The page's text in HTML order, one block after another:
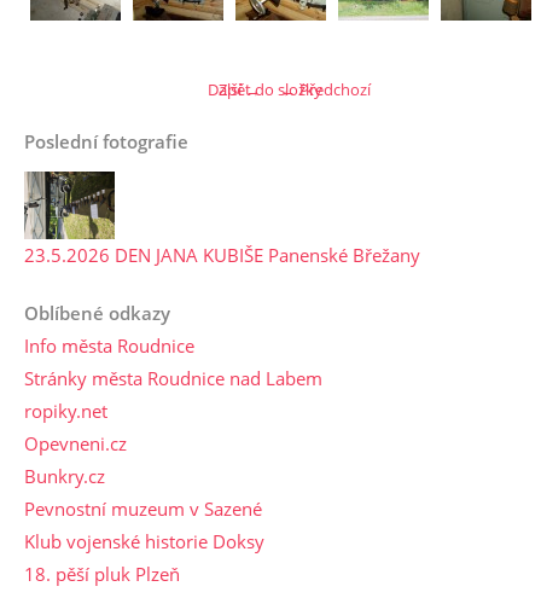
← Předchozí
Další →
Zpět do složky
Poslední fotografie
23.5.2026 DEN JANA KUBIŠE Panenské Břežany
Oblíbené odkazy
Info města Roudnice
Stránky města Roudnice nad Labem
ropiky.net
Opevneni.cz
Bunkry.cz
Pevnostní muzeum v Sazené
Klub vojenské historie Doksy
18. pěší pluk Plzeň